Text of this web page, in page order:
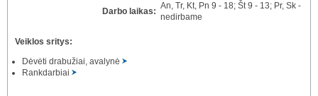
Darbo laikas:
An, Tr, Kt, Pn 9 - 18; Št 9 - 13; Pr, Sk -
nedirbame
Veiklos sritys:
Dėvėti drabužiai, avalynė
Rankdarbiai